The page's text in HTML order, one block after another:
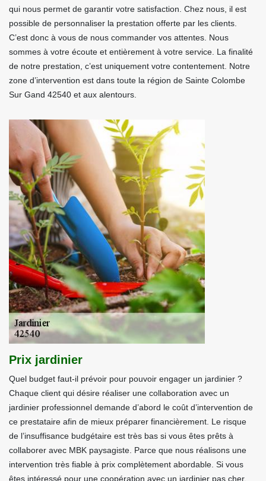
qui nous permet de garantir votre satisfaction. Chez nous, il est
possible de personnaliser la prestation offerte par les clients.
C’est donc à vous de nous commander vos attentes. Nous
sommes à votre écoute et entièrement à votre service. La finalité
de notre prestation, c’est uniquement votre contentement. Notre
zone d’intervention est dans toute la région de Sainte Colombe
Sur Gand 42540 et aux alentours.
Prix jardinier
Quel budget faut-il prévoir pour pouvoir engager un jardinier ?
Chaque client qui désire réaliser une collaboration avec un
jardinier professionnel demande d’abord le coût d’intervention de
ce prestataire afin de mieux préparer financièrement. Le risque
de l’insuffisance budgétaire est très bas si vous êtes prêts à
collaborer avec MBK paysagiste. Parce que nous réalisons une
intervention très fiable à prix complètement abordable. Si vous
êtes intéressé pour une coopération avec un jardinier pas cher,